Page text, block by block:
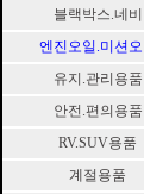
블랙박스.네비
엔진오일.미션오
유지.관리용품
안전.편의용품
RV.SUV용품
계절용품